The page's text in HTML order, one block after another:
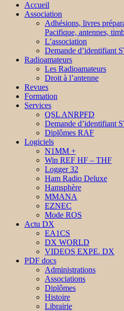
Accueil
Association
Adhésions, livres
Pacifique, antennes,
L’association
Demande d’identifiant
Radioamateurs
Les Radioamateurs
Droit à l’antenne
Revues
Formation
Services
QSL ANRPFD
Demande d’identifiant
Diplômes RAF
Logiciels
N1MM +
Win REF HF – THF
Logger 32
Ham Radio Deluxe
Hamsphère
MMANA
EZNEC
Mode ROS
Actu DX
EA1CS
DX WORLD
VIDEOS EXPE. DX
PDF docs
Administrations
Associations
Diplômes
Histoire
Librairie